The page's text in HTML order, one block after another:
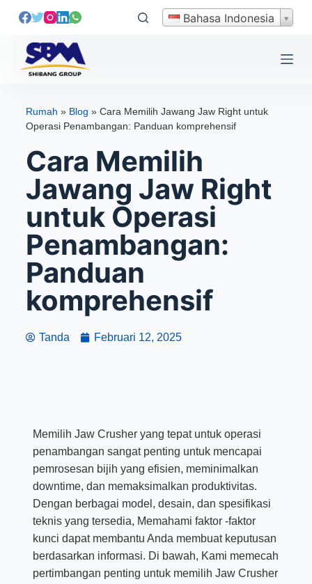
L
Bahasa Indonesia
Rumah » Blog » Cara Memilih Jawang Jaw Right untuk
Operasi Penambangan: Panduan komprehensif
Cara Memilih
Jawang Jaw Right
untuk Operasi
Penambangan:
Panduan
komprehensif
Tanda Februari 12, 2025
Memilih Jaw Crusher yang tepat untuk operasi
penambangan sangat penting untuk mencapai
pemrosesan bijih yang efisien, meminimalkan
downtime, dan memaksimalkan produktivitas.
Dengan berbagai model, desain, dan spesifikasi
teknis yang tersedia, Memahami faktor -faktor
kunci dapat membantu Anda membuat keputusan
berdasarkan informasi. Di bawah, Kami memecah
pertimbangan penting untuk memilih Jaw Crusher